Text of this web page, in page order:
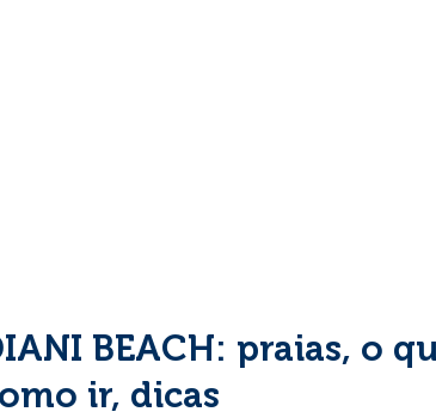
BEACH: praias, o
ir, dicas